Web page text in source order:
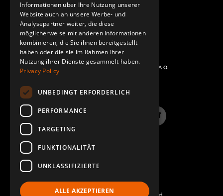
FRAGEN UND ANTWORTEN - FAQ
InstagramTwitter
Informationen über Ihre Nutzung unserer
Website auch an unsere Werbe- und
Analysepartner weiter, die diese
möglicherweise mit anderen Informationen
kombinieren, die Sie ihnen bereitgestellt
haben oder die sie im Rahmen Ihrer
Nutzung ihrer Dienste gesammelt haben.
Privacy Policy
UNBEDINGT ERFORDERLICH
PERFORMANCE
TARGETING
FUNKTIONALITÄT
UNKLASSIFIZIERTE
ALLE AKZEPTIEREN